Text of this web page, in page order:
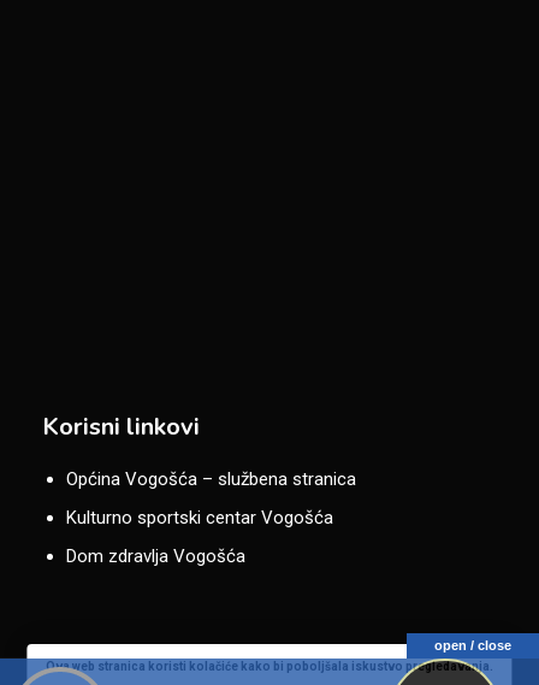
Korisni linkovi
Općina Vogošća – službena stranica
Kulturno sportski centar Vogošća
Dom zdravlja Vogošća
Ova web stranica koristi kolačiće kako bi poboljšala iskustvo pregledavanja.
open / close